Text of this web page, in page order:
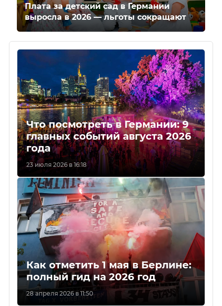
Плата за детский сад в Германии
выросла в 2026 — льготы сокращают
Что посмотреть в Германии: 9
главных событий августа 2026
года
23 июля 2026 в 16:18
Как отметить 1 мая в Берлине:
полный гид на 2026 год
28 апреля 2026 в 11:50